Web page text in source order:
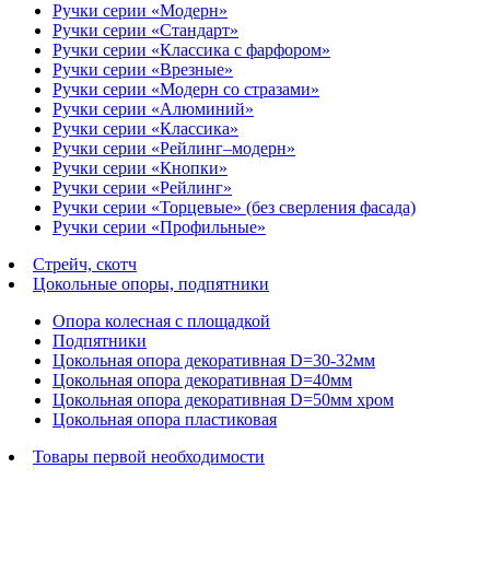
Ручки серии «Модерн»
Ручки серии «Стандарт»
Ручки серии «Классика с фарфором»
Ручки серии «Врезные»
Ручки серии «Модерн со стразами»
Ручки серии «Алюминий»
Ручки серии «Классика»
Ручки серии «Рейлинг–модерн»
Ручки серии «Кнопки»
Ручки серии «Рейлинг»
Ручки серии «Торцевые» (без сверления фасада)
Ручки серии «Профильные»
Стрейч, скотч
Цокольные опоры, подпятники
Опора колесная с площадкой
Подпятники
Цокольная опора декоративная D=30-32мм
Цокольная опора декоративная D=40мм
Цокольная опора декоративная D=50мм хром
Цокольная опора пластиковая
Товары первой необходимости